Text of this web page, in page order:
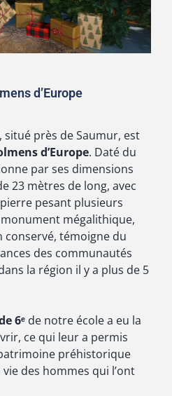
d’Europe
situé près de Saumur, est
d’Europe. Daté du
par ses dimensions
23 mètres de long, avec
pesant plusieurs
mégalithique,
témoigne du
des communautés
la région il y a plus de 5
6ᵉ de notre école a eu la
ce qui leur a permis
préhistorique
des hommes qui l’ont